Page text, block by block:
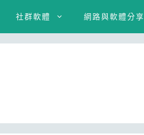
社群軟體 網路與軟體分享